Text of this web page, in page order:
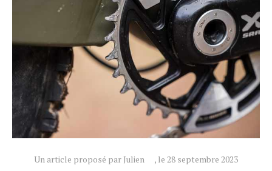
Un article proposé par Julien , le 28 septembre 2023